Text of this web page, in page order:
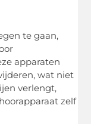
te gaan,
apparaten
wat niet
verlengt,
zelf